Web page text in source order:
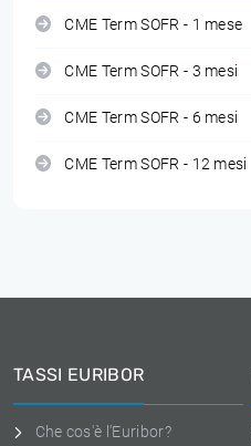
CME Term SOFR - 1 mese
CME Term SOFR - 3 mesi
CME Term SOFR - 6 mesi
CME Term SOFR - 12 mesi
TASSI EURIBOR
Che cos'è l'Euribor?